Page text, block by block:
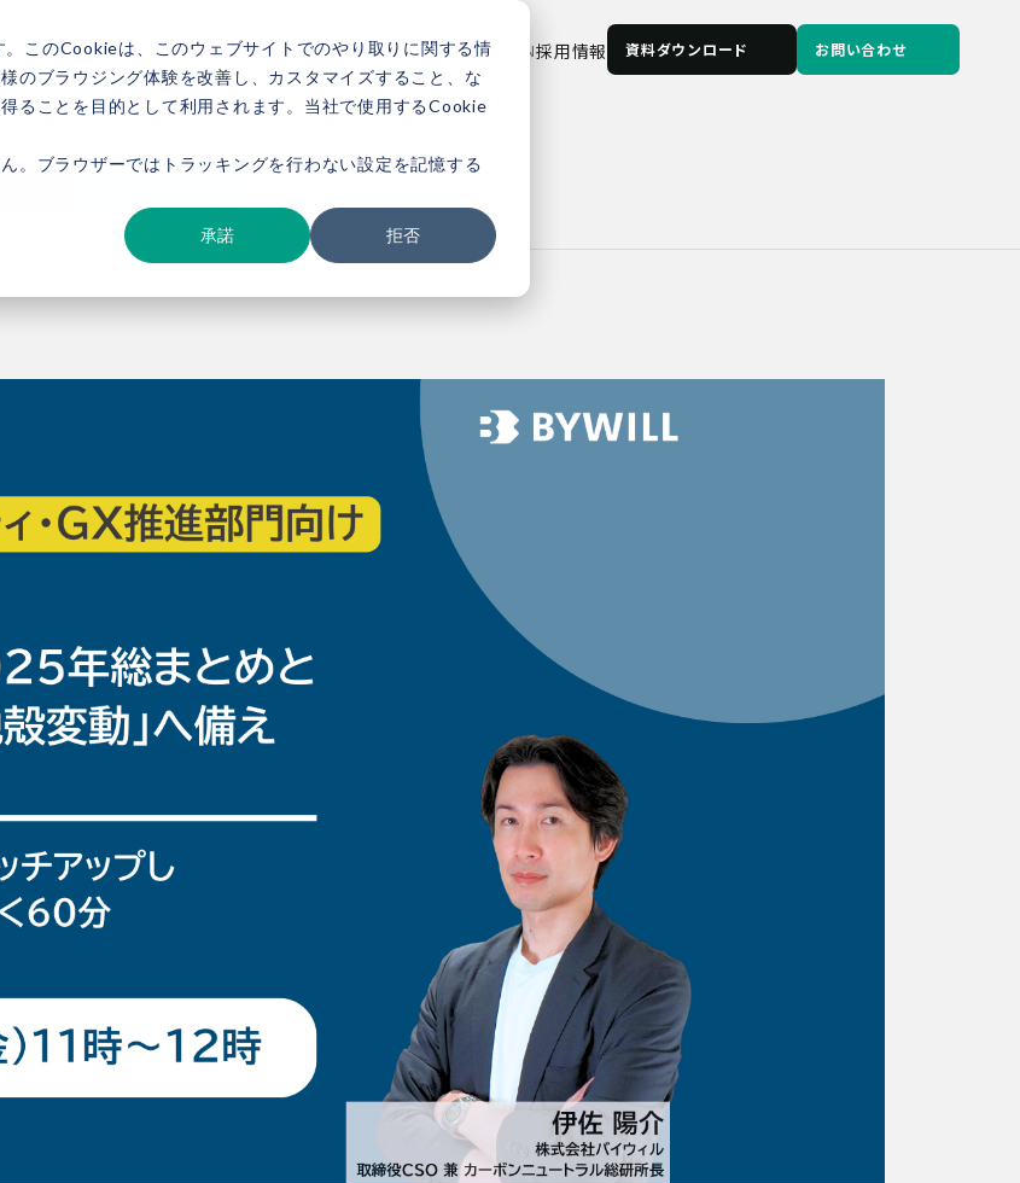
このCookieは、このウェブサイトでのやり取りに関する情
のブラウジング体験を改善し、カスタマイズすること、な
ることを目的として利用されます。当社で使用するCookie
。ブラウザーではトラッキングを行わない設定を記憶する
承諾 拒否
JP EN採用情報 資料ダウンロード お問い合わせ
事例紹介新着情報セミナーお役立ち情報会社概要